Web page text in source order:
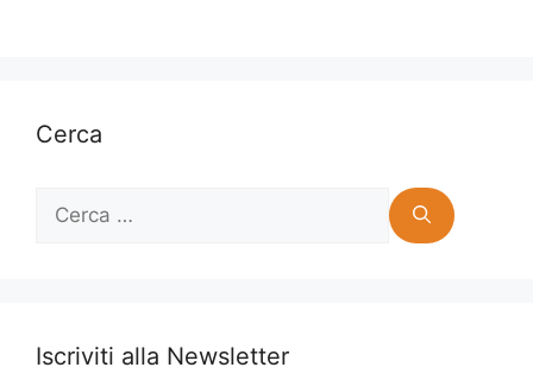
Cerca
per:
Iscriviti alla Newsletter